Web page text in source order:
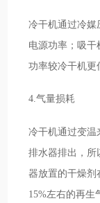
冷干机通过冷媒
电源功率；吸
功率较冷干机更
4.气量损耗
冷干机通过变温
排水器排出，所
器放置的干燥剂
15%左右的再生